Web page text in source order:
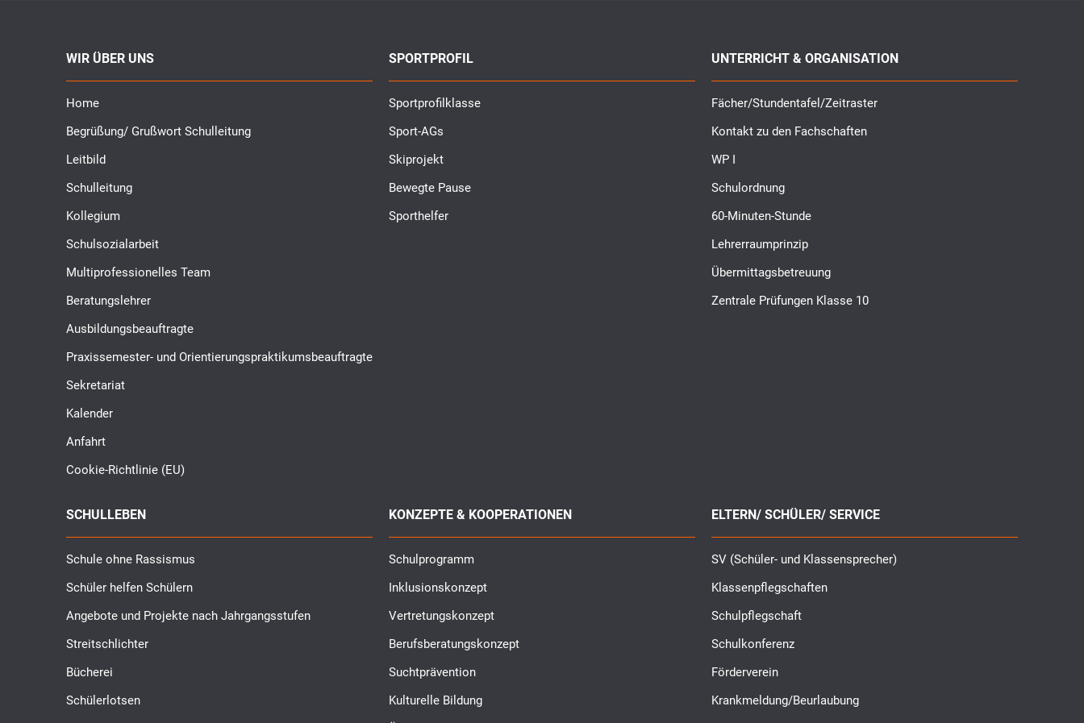
WIR ÜBER UNS
Home
Begrüßung/ Grußwort Schulleitung
Leitbild
Schulleitung
Kollegium
Schulsozialarbeit
Multiprofessionelles Team
Beratungslehrer
Ausbildungsbeauftragte
Praxissemester- und Orientierungspraktikumsbeauftragte
Sekretariat
Kalender
Anfahrt
Cookie-Richtlinie (EU)
SPORTPROFIL
Sportprofilklasse
Sport-AGs
Skiprojekt
Bewegte Pause
Sporthelfer
UNTERRICHT & ORGANISATION
Fächer/Stundentafel/Zeitraster
Kontakt zu den Fachschaften
WP I
Schulordnung
60-Minuten-Stunde
Lehrerraumprinzip
Übermittagsbetreuung
Zentrale Prüfungen Klasse 10
SCHULLEBEN
Schule ohne Rassismus
Schüler helfen Schülern
Angebote und Projekte nach Jahrgangsstufen
Streitschlichter
Bücherei
Schülerlotsen
KONZEPTE & KOOPERATIONEN
Schulprogramm
Inklusionskonzept
Vertretungskonzept
Berufsberatungskonzept
Suchtprävention
Kulturelle Bildung
ELTERN/ SCHÜLER/ SERVICE
SV (Schüler- und Klassensprecher)
Klassenpflegschaften
Schulpflegschaft
Schulkonferenz
Förderverein
Krankmeldung/Beurlaubung